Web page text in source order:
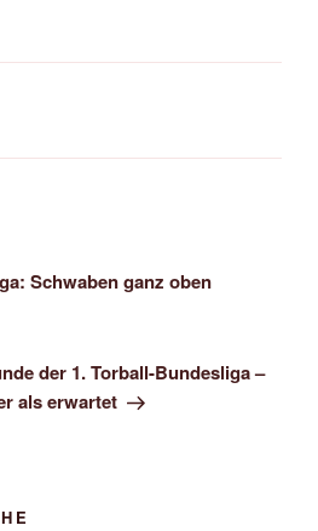
Schwaben ganz oben
der 1. Torball-Bundesliga –
als erwartet